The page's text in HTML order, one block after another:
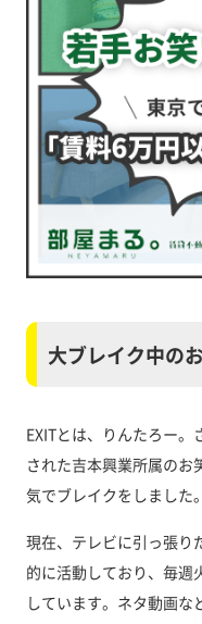
大ブレイク中の
EXITとは、りんたろー
された吉本興業所属のお
気でブレイクをしました。
現在、テレビに引っ張り
的に活動しており、毎週
しています。ネタ動画な